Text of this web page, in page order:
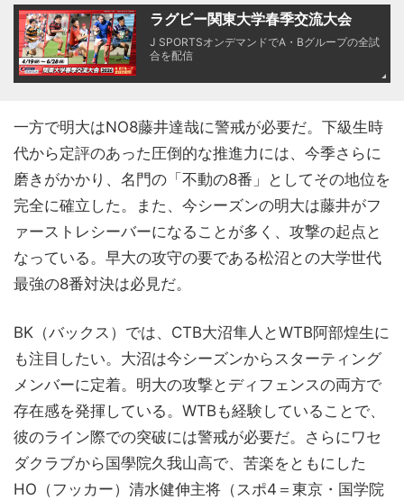
ラグビー関東大学春季交流大会
J SPORTSオンデマンドでA・Bグループの全試
合を配信
一方で明大はNO8藤井達哉に警戒が必要だ。下級生時
代から定評のあった圧倒的な推進力には、今季さらに
磨きがかかり、名門の「不動の8番」としてその地位を
完全に確立した。また、今シーズンの明大は藤井がフ
ァーストレシーバーになることが多く、攻撃の起点と
なっている。早大の攻守の要である松沼との大学世代
最強の8番対決は必見だ。
BK（バックス）では、CTB大沼隼人とWTB阿部煌生に
も注目したい。大沼は今シーズンからスターティング
メンバーに定着。明大の攻撃とディフェンスの両方で
存在感を発揮している。WTBも経験していることで、
彼のライン際での突破には警戒が必要だ。さらにワセ
ダクラブから国學院久我山高で、苦楽をともにした
HO（フッカー）清水健伸主将（スポ4＝東京・国学院